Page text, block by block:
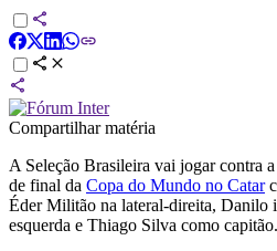
Compartilhar matéria
A Seleção Brasileira vai jogar contra
de final da Copa do Mundo no Catar
Éder Militão na lateral-direita, Danilo
esquerda e Thiago Silva como capitão.